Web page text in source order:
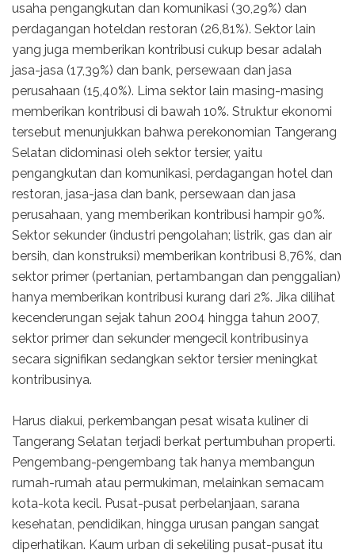
usaha pengangkutan dan komunikasi (30,29%) dan
perdagangan hoteldan restoran (26,81%). Sektor lain
yang juga memberikan kontribusi cukup besar adalah
jasa-jasa (17,39%) dan bank, persewaan dan jasa
perusahaan (15,40%). Lima sektor lain masing-masing
memberikan kontribusi di bawah 10%. Struktur ekonomi
tersebut menunjukkan bahwa perekonomian Tangerang
Selatan didominasi oleh sektor tersier, yaitu
pengangkutan dan komunikasi, perdagangan hotel dan
restoran, jasa-jasa dan bank, persewaan dan jasa
perusahaan, yang memberikan kontribusi hampir 90%.
Sektor sekunder (industri pengolahan; listrik, gas dan air
bersih, dan konstruksi) memberikan kontribusi 8,76%, dan
sektor primer (pertanian, pertambangan dan penggalian)
hanya memberikan kontribusi kurang dari 2%. Jika dilihat
kecenderungan sejak tahun 2004 hingga tahun 2007,
sektor primer dan sekunder mengecil kontribusinya
secara signifikan sedangkan sektor tersier meningkat
kontribusinya.
Harus diakui, perkembangan pesat wisata kuliner di
Tangerang Selatan terjadi berkat pertumbuhan properti.
Pengembang-pengembang tak hanya membangun
rumah-rumah atau permukiman, melainkan semacam
kota-kota kecil. Pusat-pusat perbelanjaan, sarana
kesehatan, pendidikan, hingga urusan pangan sangat
diperhatikan. Kaum urban di sekeliling pusat-pusat itu